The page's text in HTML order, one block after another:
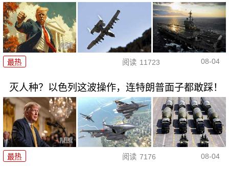
最热 阅读 11723 08-04
灭人种？以色列这波操作，连特朗普面子都敢踩！
最热 阅读 7176 08-04